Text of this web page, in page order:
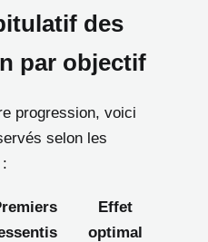
des
par objectif
progression, voici
selon les
Effet
optimal